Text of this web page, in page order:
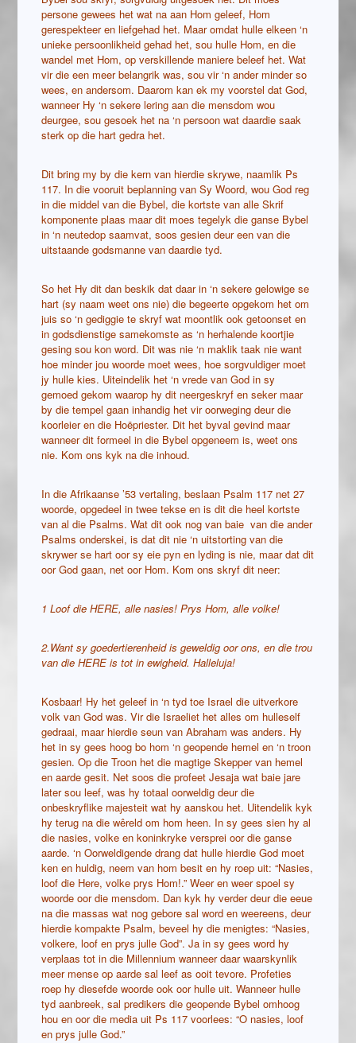
persone gewees het wat na aan Hom geleef, Hom
gerespekteer en liefgehad het. Maar omdat hulle elkeen ‘n
unieke persoonlikheid gehad het, sou hulle Hom, en die
wandel met Hom, op verskillende maniere beleef het. Wat
vir die een meer belangrik was, sou vir ‘n ander minder so
wees, en andersom. Daarom kan ek my voorstel dat God,
wanneer Hy ‘n sekere lering aan die mensdom wou
deurgee, sou gesoek het na ‘n persoon wat daardie saak
sterk op die hart gedra het.
Dit bring my by die kern van hierdie skrywe, naamlik Ps
117. In die vooruit beplanning van Sy Woord, wou God reg
in die middel van die Bybel, die kortste van alle Skrif
komponente plaas maar dit moes tegelyk die ganse Bybel
in ‘n neutedop saamvat, soos gesien deur een van die
uitstaande godsmanne van daardie tyd.
So het Hy dit dan beskik dat daar in ‘n sekere gelowige se
hart (sy naam weet ons nie) die begeerte opgekom het om
juis so ‘n gediggie te skryf wat moontlik ook getoonset en
in godsdienstige samekomste as ‘n herhalende koortjie
gesing sou kon word. Dit was nie ‘n maklik taak nie want
hoe minder jou woorde moet wees, hoe sorgvuldiger moet
jy hulle kies. Uiteindelik het ‘n vrede van God in sy
gemoed gekom waarop hy dit neergeskryf en seker maar
by die tempel gaan inhandig het vir oorweging deur die
koorleier en die Hoëpriester. Dit het byval gevind maar
wanneer dit formeel in die Bybel opgeneem is, weet ons
nie. Kom ons kyk na die inhoud.
In die Afrikaanse ’53 vertaling, beslaan Psalm 117 net 27
woorde, opgedeel in twee tekse en is dit die heel kortste
van al die Psalms. Wat dit ook nog van baie van die ander
Psalms onderskei, is dat dit nie ‘n uitstorting van die
skrywer se hart oor sy eie pyn en lyding is nie, maar dat dit
oor God gaan, net oor Hom. Kom ons skryf dit neer:
1 Loofdie HERE, alle nasies! Prys Hom, alle volke!
2.Want sy goedertierenheid is geweldig oor ons, en die trou
van die HERE is tot in ewigheid. Halleluja!
Kosbaar! Hy het geleef in ‘n tyd toe Israel die uitverkore
volk van God was. Vir die Israeliet het alles om hulleself
gedraai, maar hierdie seun van Abraham was anders. Hy
het in sy gees hoog bo hom ‘n geopende hemel en ‘n troon
gesien. Op die Troon het die magtige Skepper van hemel
en aarde gesit. Net soos die profeet Jesaja wat baie jare
later sou leef, was hy totaal oorweldig deur die
onbeskryflike majesteit wat hy aanskou het. Uitendelik kyk
hy terug na die wêreld om hom heen. In sy gees sien hy al
die nasies, volke en koninkryke versprei oor die ganse
aarde. ‘n Oorweldigende drang dat hulle hierdie God moet
ken en huldig, neem van hom besit en hy roep uit: “Nasies,
loof die Here, volke prys Hom!.” Weer en weer spoel sy
woorde oor die mensdom. Dan kyk hy verder deur die eeue
na die massas wat nog gebore sal word en weereens, deur
hierdie kompakte Psalm, beveel hy die menigtes: “Nasies,
volkere, loof en prys julle God”. Ja in sy gees word hy
verplaas tot in die Millennium wanneer daar waarskynlik
meer mense op aarde sal leef as ooit tevore. Profeties
roep hy diesefde woorde ook oor hulle uit. Wanneer hulle
tyd aanbreek, sal predikers die geopende Bybel omhoog
hou en oor die media uit Ps 117 voorlees: “O nasies, loof
en prys julle God.”